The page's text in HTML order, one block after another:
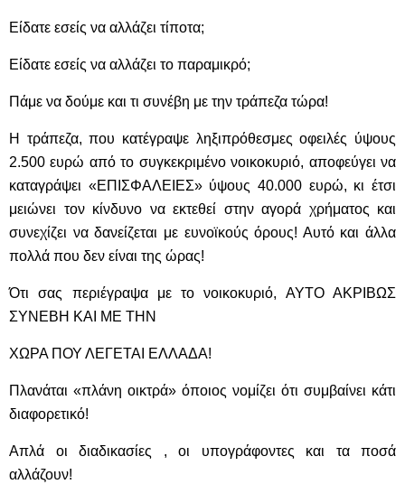
Είδατε εσείς να αλλάζει τίποτα;
Είδατε εσείς να αλλάζει το παραμικρό;
Πάμε να δούμε και τι συνέβη με την τράπεζα τώρα!
Η τράπεζα, που κατέγραψε ληξιπρόθεσμες οφειλές ύψους
2.500 ευρώ από το συγκεκριμένο νοικοκυριό, αποφεύγει να
καταγράψει «ΕΠΙΣΦΑΛΕΙΕΣ» ύψους 40.000 ευρώ, κι έτσι
μειώνει τον κίνδυνο να εκτεθεί στην αγορά χρήματος και
συνεχίζει να δανείζεται με ευνοϊκούς όρους! Αυτό και άλλα
πολλά που δεν είναι της ώρας!
Ότι σας περιέγραψα με το νοικοκυριό, ΑΥΤΟ ΑΚΡΙΒΩΣ
ΣΥΝΕΒΗ ΚΑΙ ΜΕ ΤΗΝ
ΧΩΡΑ ΠΟΥ ΛΕΓΕΤΑΙ ΕΛΛΑΔΑ!
Πλανάται «πλάνη οικτρά» όποιος νομίζει ότι συμβαίνει κάτι
διαφορετικό!
Απλά οι διαδικασίες , οι υπογράφοντες και τα ποσά
αλλάζουν!